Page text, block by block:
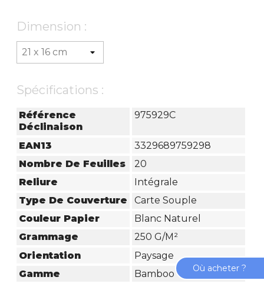
Dimension :
Spécifications :
Référence
Déclinaison
975929C
EAN13
3329689759298
Nombre De Feuilles
20
Reliure
Intégrale
Type De Couverture
Carte Souple
Couleur Papier
Blanc Naturel
Grammage
250 G/m²
Orientation
Paysage
Gamme
Bamboo
Où acheter ?